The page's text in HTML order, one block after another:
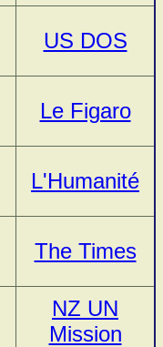
US DOS
Le Figaro
L'Humanité
The Times
NZ UN
Mission